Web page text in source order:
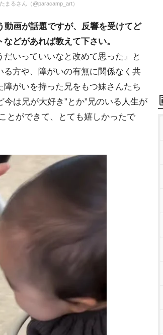
まるさん（@paracamp_art）
画が話題ですが、反響を受けてど
どがあれば教えて下さい。
だいっていいなと改めて思った』と
方や、障がいの有無に関係なく共
がいを持った兄をもつ妹さんたち
は兄が大好き”とか”兄のいる人生が
とができて、とても嬉しかったで